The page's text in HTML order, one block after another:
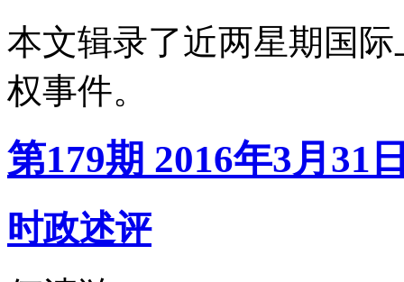
本文辑录了近两星期国
权事件。
第179期 2016年3月31
时政述评